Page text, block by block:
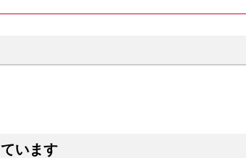
います